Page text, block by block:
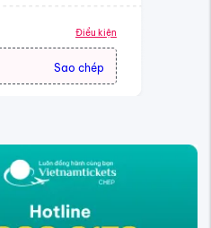
Điều kiện
Sao chép